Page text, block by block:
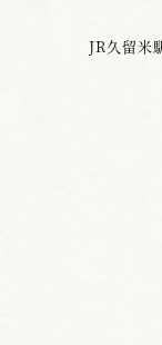
一本目・前抜
JR久留米